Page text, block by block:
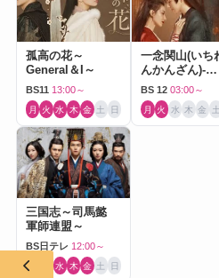
孤高の花～
General＆I～
BS11 13:00～
月 火 水 木 金 土 日
一念関山(いち
んかんざん)-
Journey to
BS 12 03:00～
月 火 水 木 金 土
三国志～司馬懿
軍師連盟～
BS日テレ 12:00～
月 水 木 金 土 日